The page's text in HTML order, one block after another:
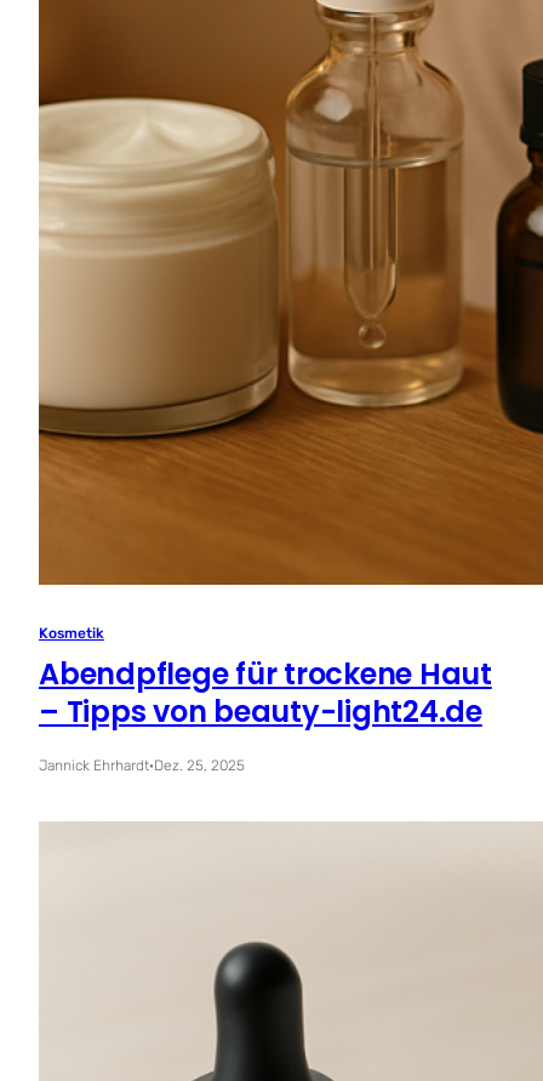
Kosmetik
Abendpflege für trockene Haut
– Tipps von beauty-light24.de
Jannick Ehrhardt·Dez. 25, 2025